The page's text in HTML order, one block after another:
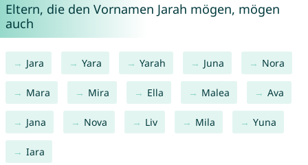
Eltern, die den Vornamen Jarah mögen, mögen
auch
Jara Yara Yarah Juna Nora
Mara Mira Ella Malea Ava
Jana Nova Liv Mila Yuna
Iara